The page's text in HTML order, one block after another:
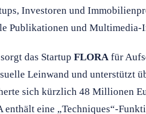
Investoren und
Publikationen und Multimedia-
das Startup FLORA für
Leinwand und unterstützt
sich kürzlich 48 Millionen
enthält eine „Techniques“-